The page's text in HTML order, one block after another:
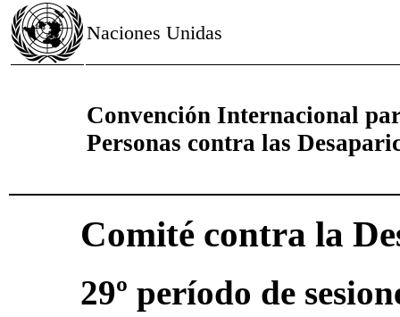
Naciones Unidas
Convención Internacional
Personas contra las
Comité contra la
29º período de